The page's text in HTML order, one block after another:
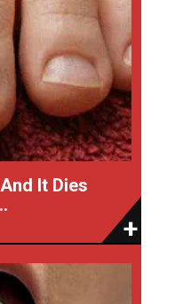
It Dies